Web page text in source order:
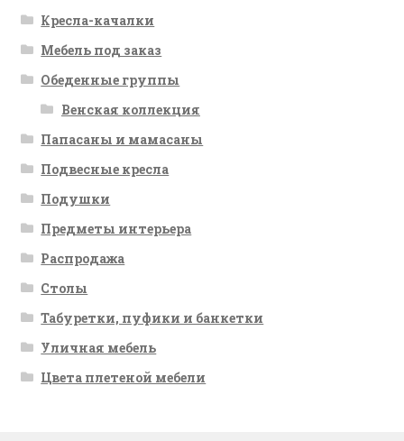
Кресла-качалки
Мебель под заказ
Обеденные группы
Венская коллекция
Папасаны и мамасаны
Подвесные кресла
Подушки
Предметы интерьера
Распродажа
Столы
Табуретки, пуфики и банкетки
Уличная мебель
Цвета плетеной мебели